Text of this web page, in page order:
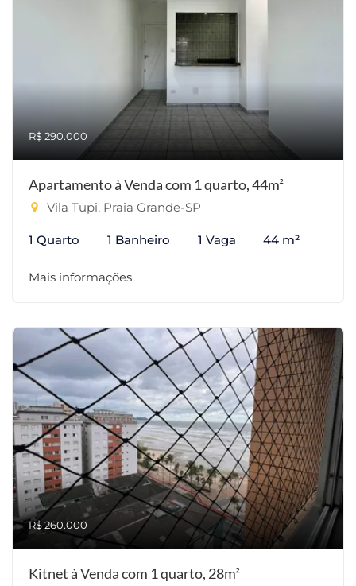
R$ 290.000
Apartamento à Venda com 1 quarto, 44m²
Vila Tupi, Praia Grande-SP
1 Quarto 1 Banheiro 1 Vaga 44 m²
Mais informações
R$ 260.000
Kitnet à Venda com 1 quarto, 28m²